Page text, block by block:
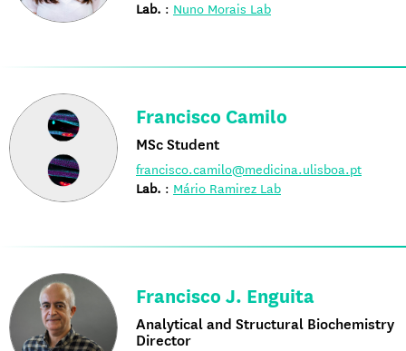
Lab. : Nuno Morais Lab
Francisco Camilo
MSc Student
francisco.camilo@medicina.ulisboa.pt
Lab. : Mário Ramirez Lab
Francisco J. Enguita
Analytical and Structural Biochemistry
Director